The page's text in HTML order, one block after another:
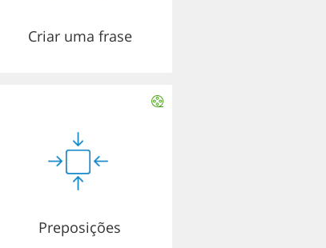
Criar uma frase
Preposições